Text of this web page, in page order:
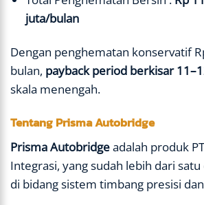
juta/bulan
Dengan penghematan konservatif
bulan, payback period berkisar
skala menengah.
Tentang Prisma Autobridge
Prisma Autobridgeadalah produk
Integrasi, yang sudah lebih dari
di bidang sistem timbang presisi